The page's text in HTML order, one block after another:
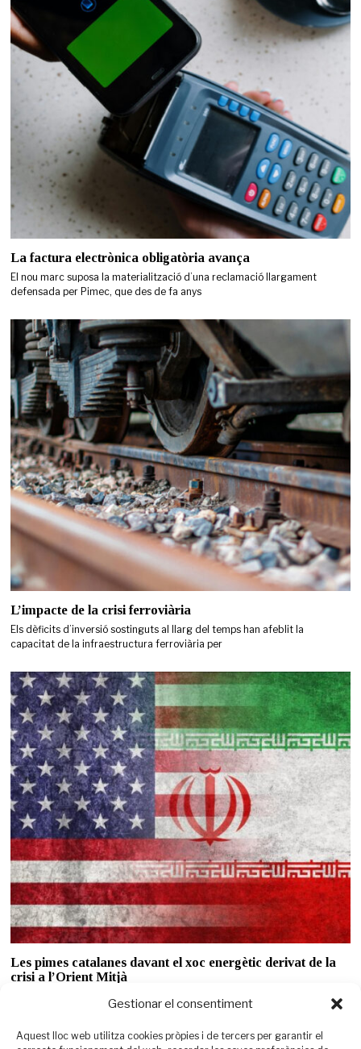
Gestionar el consentiment
Aquest lloc web utilitza cookies pròpies i de tercers per garantir el
La factura electrònica obligatòria avança
El nou marc suposa la materialització d’una reclamació llargament
defensada per Pimec, que des de fa anys
L’impacte de la crisi ferroviària
Els dèficits d’inversió sostinguts al llarg del temps han afeblit la
capacitat de la infraestructura ferroviària per
Les pimes catalanes davant el xoc energètic derivat de la
crisi a l’Orient Mitjà
La tensió geopolítica encareix l’energia i incrementa la pressió sobre els
costos empresarials, amb un impacte